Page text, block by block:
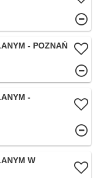
- POZNAŃ
-
W